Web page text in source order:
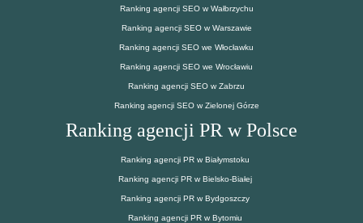
Ranking agencji SEO w Wałbrzychu
Ranking agencji SEO w Warszawie
Ranking agencji SEO we Włocławku
Ranking agencji SEO we Wrocławiu
Ranking agencji SEO w Zabrzu
Ranking agencji SEO w Zielonej Górze
Ranking agencji PR w Polsce
Ranking agencji PR w Białymstoku
Ranking agencji PR w Bielsko-Białej
Ranking agencji PR w Bydgoszczy
Ranking agencji PR w Bytomiu